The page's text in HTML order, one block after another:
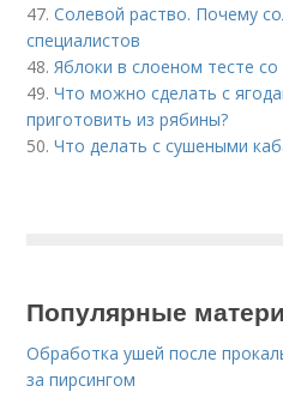
47.Солевой раство. Почему
специалистов
48. Яблоки в слоеном тесте
49.Что можно сделать с
приготовить из рябины?
50.Что делать с сушеными
Популярные
Обработка ушей после
за пирсингом